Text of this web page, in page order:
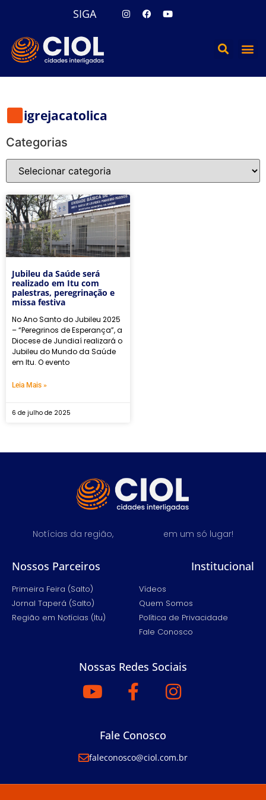
SIGA
igrejacatolica
Categorias
Jubileu da Saúde será
realizado em Itu com
palestras, peregrinação e
missa festiva
No Ano Santo do Jubileu 2025
– “Peregrinos de Esperança”, a
Diocese de Jundiaí realizará o
Jubileu do Mundo da Saúde
em Itu. O evento
Leia Mais »
6 de julho de 2025
Notícias da região, em um só lugar!
Nossos Parceiros
Primeira Feira (Salto)
Jornal Taperá (Salto)
Região em Notícias (Itu)
Institucional
Vídeos
Quem Somos
Política de Privacidade
Fale Conosco
Nossas Redes Sociais
Fale Conosco
faleconosco@ciol.com.br